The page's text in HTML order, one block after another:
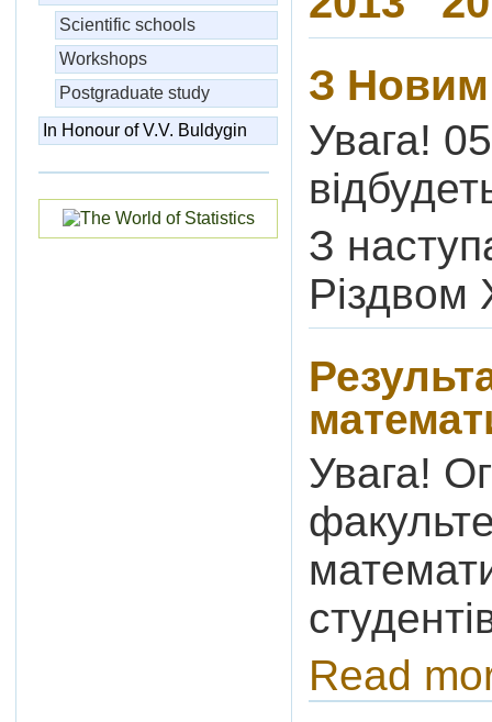
Scientific schools
Workshops
Postgraduate study
In Honour of V.V. Buldygin
З Новим
Увага!
З
Різдвом
Увага!
Read